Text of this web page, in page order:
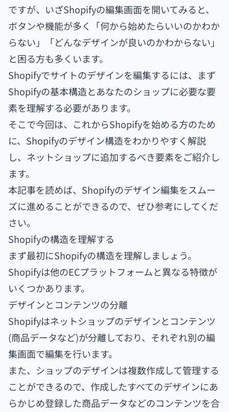
ですが、いざShopifyの編集画面を開いてみると、
ボタンや機能が多く「何から始めたらいいのかわか
らない」「どんなデザインが良いのかわからない」
と困る方も多くいます。
Shopifyでサイトのデザインを編集するには、まず
Shopifyの基本構造とあなたのショップに必要な要
素を理解する必要があります。
そこで今回は、これからShopifyを始める方のため
に、Shopifyのデザイン構造をわかりやすく解説
し、ネットショップに追加するべき要素をご紹介し
ます。
本記事を読めば、Shopifyのデザイン編集をスムー
ズに進めることができるので、ぜひ参考にしてくだ
さい。
Shopifyの構造を理解する
まず最初にShopifyの構造を理解しましょう。
Shopifyは他のECプラットフォームと異なる特徴が
いくつかあります。
デザインとコンテンツの分離
Shopifyはネットショップのデザインとコンテンツ
(商品データなど)が分離しており、それぞれ別の編
集画面で編集を行います。
また、ショップのデザインは複数作成して管理する
ことができるので、作成したすべてのデザインにあ
らかじめ登録した商品データなどのコンテンツを合